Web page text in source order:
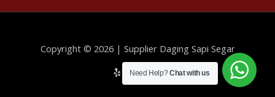
Copyright © 2026 | Supplier Daging Sapi Segar
Need Help?Chat with us